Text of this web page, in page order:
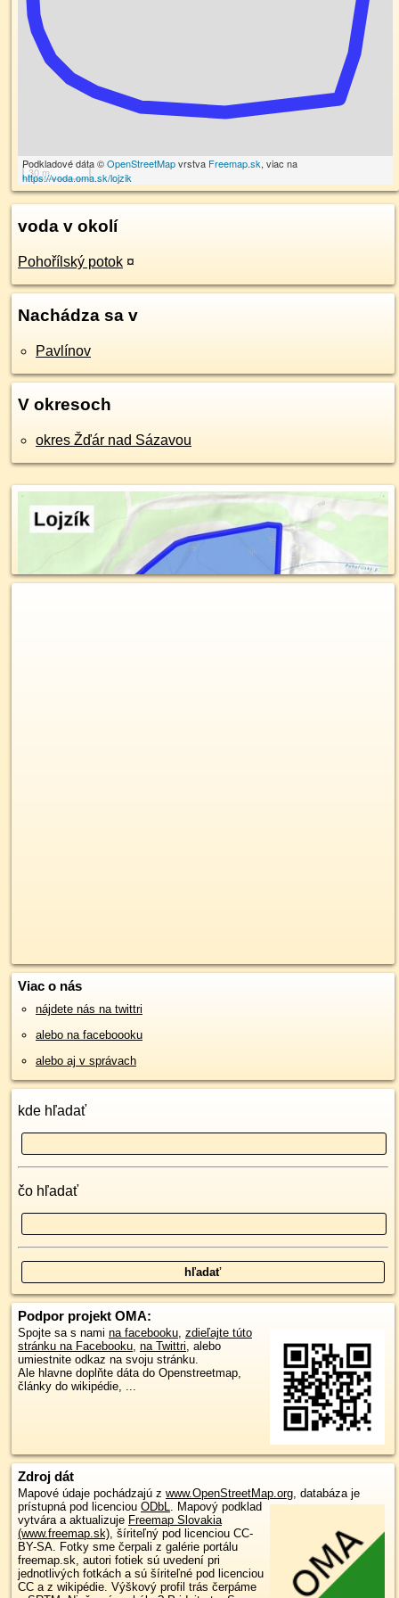
30 m
Podkladové dáta ©OpenStreetMapvrstva Freemap.sk, viac na
https://voda.oma.sk/lojzik
voda v okolí
Pohořílský potok ¤
Nachádza sa v
Pavlínov
V okresoch
okres Žďár nad Sázavou
Viac o nás
nájdete nás na twittri
alebo na faceboooku
alebo aj v správach
kde hľadať
čo hľadať
Podpor projekt OMA:
Spojte sa s nami na facebooku, zdieľajte túto
stránku na Facebooku, na Twittri, alebo
umiestnite odkaz na svoju stránku.
Ale hlavne doplňte dáta do Openstreetmap,
články do wikipédie, ...
Zdroj dát
Mapové údaje pochádzajú z www.OpenStreetMap.org, databáza je
prístupná pod licenciou ODbL. Mapový podklad
vytvára a aktualizuje Freemap Slovakia
(www.freemap.sk), šíriteľný pod licenciou CC-
BY-SA. Fotky sme čerpali z galérie portálu
freemap.sk, autori fotiek sú uvedení pri
jednotlivých fotkách a sú šíriteľné pod licenciou
CC a z wikipédie. Výškový profil trás čerpáme